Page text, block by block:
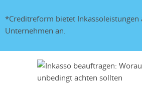
*Creditreform bietet Inkassoleistungen
Unternehmen an.